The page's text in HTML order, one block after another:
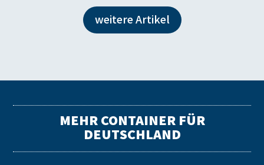
weitere Artikel
MEHR CONTAINER FÜR
DEUTSCHLAND